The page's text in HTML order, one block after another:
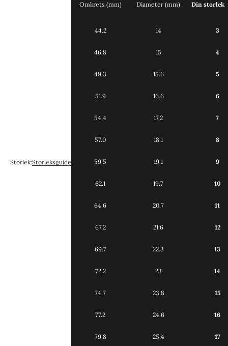
Storlek:Storleksguide
Omkrets (mm) Diameter (mm) Din storlek
44.2 14 3
46.8 15 4
49.3 15.6 5
51.9 16.6 6
54.4 17.2 7
57.0 18.1 8
59.5 19.1 9
62.1 19.7 10
64.6 20.7 11
67.2 21.6 12
69.7 22.3 13
72.2 23 14
74.7 23.8 15
77.2 24.6 16
79.8 25.4 17